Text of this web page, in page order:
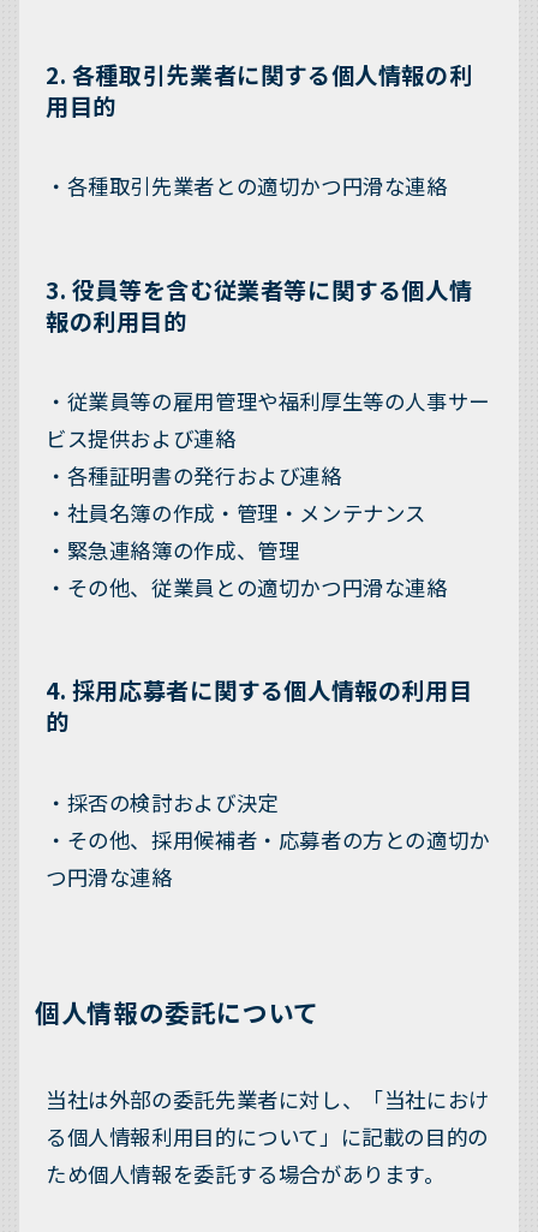
2. 各種取引先業者に関する個人情報の利
用目的
・各種取引先業者との適切かつ円滑な連絡
3. 役員等を含む従業者等に関する個人情
報の利用目的
・従業員等の雇用管理や福利厚生等の人事サー
ビス提供および連絡
・各種証明書の発行および連絡
・社員名簿の作成・管理・メンテナンス
・緊急連絡簿の作成、管理
・その他、従業員との適切かつ円滑な連絡
4. 採用応募者に関する個人情報の利用目
的
・採否の検討および決定
・その他、採用候補者・応募者の方との適切か
つ円滑な連絡
個人情報の委託について
当社は外部の委託先業者に対し、「当社におけ
る個人情報利用目的について」に記載の目的の
ため個人情報を委託する場合があります。